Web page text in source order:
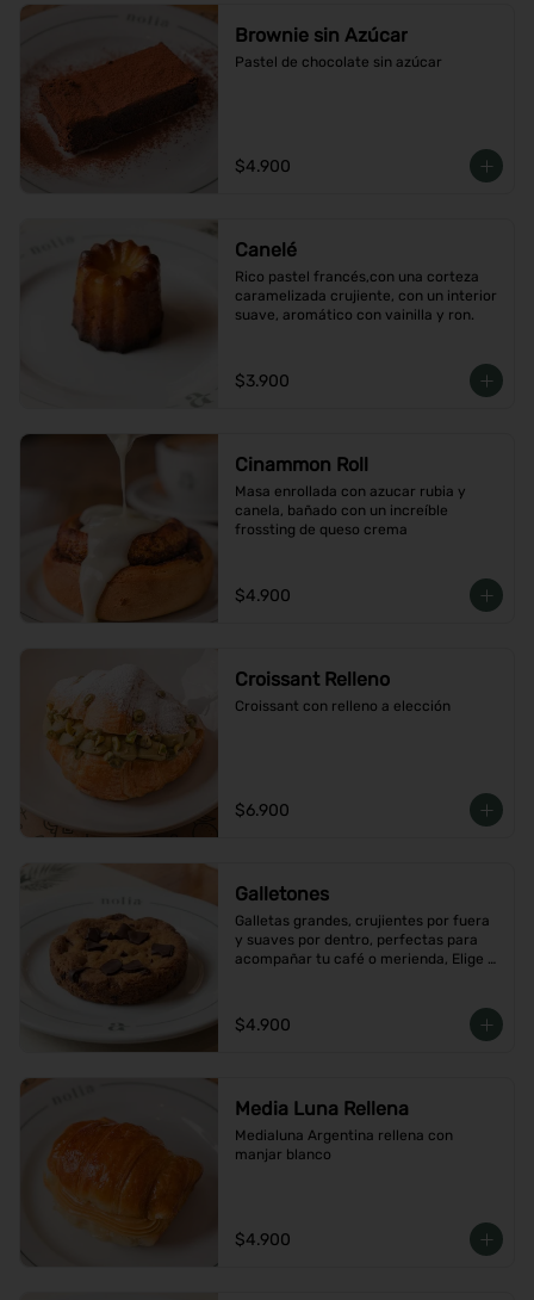
Brownie sin Azúcar
Pastel de chocolate sin azúcar
$4.900
Canelé
Rico pastel francés,con una corteza
caramelizada crujiente, con un interior
suave, aromático con vainilla y ron.
$3.900
Cinammon Roll
Masa enrollada con azucar rubia y
canela, bañado con un increíble
frossting de queso crema
$4.900
Croissant Relleno
Croissant con relleno a elección
$6.900
Galletones
Galletas grandes, crujientes por fuera
y suaves por dentro, perfectas para
acompañar tu café o merienda, Elige
$4.900
Media Luna Rellena
Medialuna Argentina rellena con
manjar blanco
$4.900